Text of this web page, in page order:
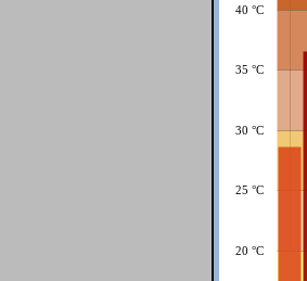
20 °C
25 °C
30 °C
35 °C
40 °C